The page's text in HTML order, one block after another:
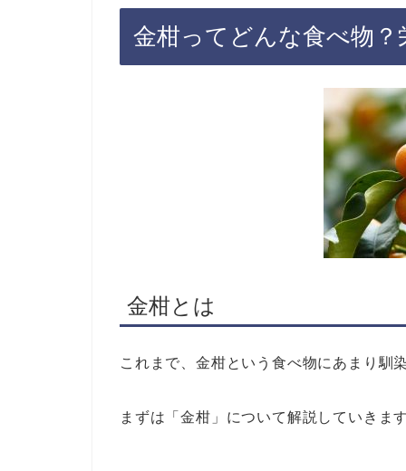
金柑ってどんな食べ物？
金柑とは
これまで、金柑という食べ物にあまり馴
まずは「金柑」について解説していきま